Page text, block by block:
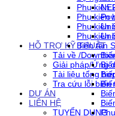
Phụ kiện
Phụ kiện
Phụ kiện
Phụ kiện
HỖ TRỢ KỸ THUẬT
Tải về /
Giải pháp/Ứng
Tài liệu tổng
Tra cứu lỗi biến
DỰ ÁN
LIÊN HỆ
TUYỂN DỤNG
Biến tần